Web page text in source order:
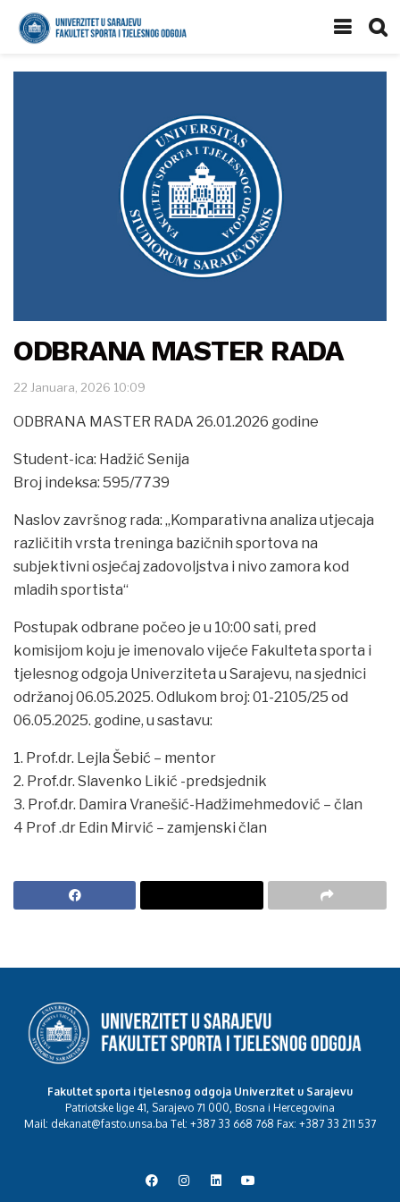
ODBRANA MASTER RADA
22 Januara, 2026 10:09
ODBRANA MASTER RADA 26.01.2026 godine
Student-ica: Hadžić Senija
Broj indeksa: 595/7739
Naslov završnog rada: „Komparativna analiza utjecaja
različitih vrsta treninga bazičnih sportova na
subjektivni osjećaj zadovoljstva i nivo zamora kod
mladih sportista“
Postupak odbrane počeo je u 10:00 sati, pred
komisijom koju je imenovalo vijeće Fakulteta sporta i
tjelesnog odgoja Univerziteta u Sarajevu, na sjednici
održanoj 06.05.2025. Odlukom broj: 01-2105/25 od
06.05.2025. godine, u sastavu:
1. Prof.dr. Lejla Šebić – mentor
2. Prof.dr. Slavenko Likić -predsjednik
3. Prof.dr. Damira Vranešić-Hadžimehmedović – član
4 Prof .dr Edin Mirvić – zamjenski član
Fakultet sporta i tjelesnog odgoja Univerzitet u Sarajevu
Patriotske lige 41, Sarajevo 71 000, Bosna i Hercegovina
Mail: dekanat@fasto.unsa.ba Tel: +387 33 668 768 Fax: +387 33 211 537